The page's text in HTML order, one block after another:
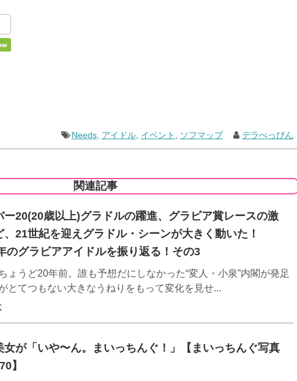
Needs, アイドル, イベント , ソフマップ デラべっぴん
関連記事
ー20(20歳以上)グラドルの躍進、グラビア賞レースの激
、21世紀を迎えグラドル・シーンが大きく動いた！
のグラビアアイドルを振り返る！その3
ょうど20年前。誰も予想だにしなかった“変人・小泉”内閣が発足
とてつもない大きなうねりをもって変化を見せ...
女が「いや〜ん。まいっちんぐ！」【まいっちんぐ写真
】